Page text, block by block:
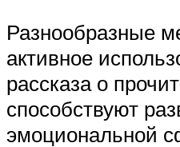
Разнообразные
активное
рассказа о
способствуют
эмоциональной